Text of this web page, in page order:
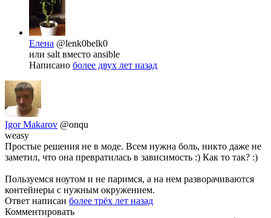
Елена @lenk0belk0
или salt вместо ansible
Написано более двух лет назад
Igor Makarov @onqu
weasy
Простые решения не в моде. Всем нужна боль, никто даже не
заметил, что она превратилась в зависимость :) Как то так? :)
Пользуемся ноутом и не паримся, а на нем разворачиваются
контейнеры с нужным окружением.
Ответ написан более трёх лет назад
Комментировать